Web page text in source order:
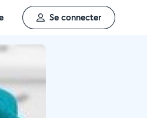
Se connecter